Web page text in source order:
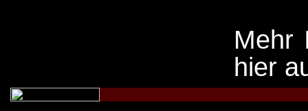
Mehr
hier